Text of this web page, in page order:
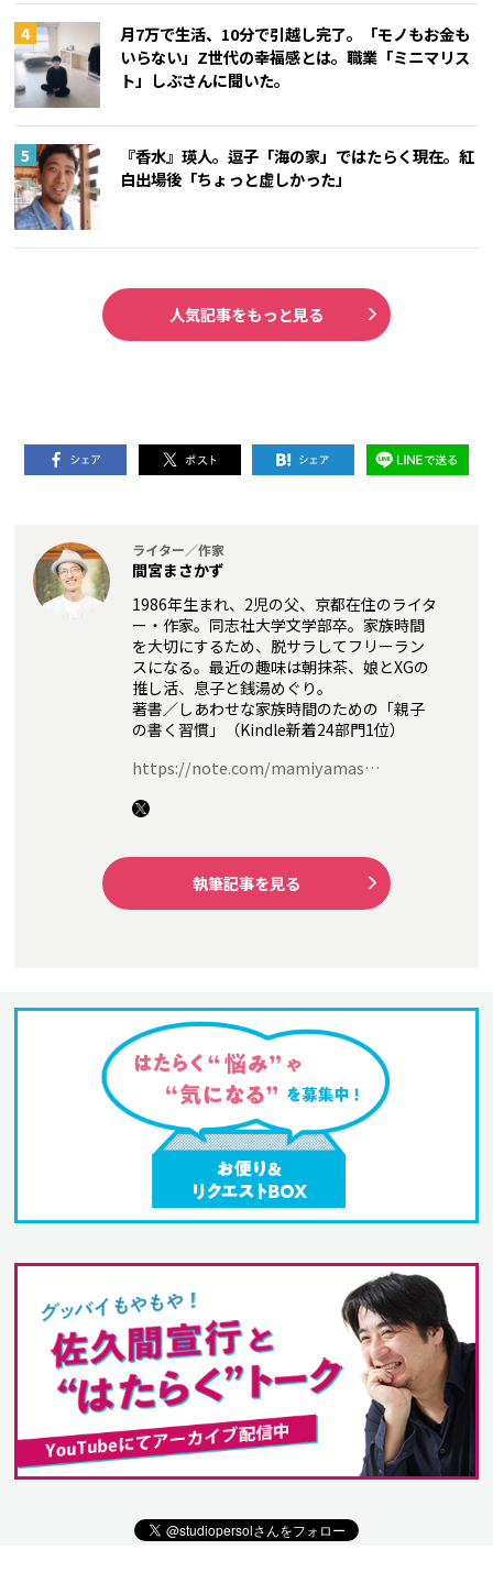
月7万で生活、10分で引越し完了。「モノもお金も
いらない」Z世代の幸福感とは。職業「ミニマリス
ト」しぶさんに聞いた。
『香水』瑛人。逗子「海の家」ではたらく現在。紅
白出場後「ちょっと虚しかった」
人気記事をもっと見る
ライター／作家
間宮まさかず
1986年生まれ、2児の父、京都在住のライタ
ー・作家。同志社大学文学部卒。家族時間
を大切にするため、脱サラしてフリーラン
スになる。最近の趣味は朝抹茶、娘とXGの
推し活、息子と銭湯めぐり。
著書／しあわせな家族時間のための「親子
の書く習慣」（Kindle新着24部門1位）
https://note.com/mamiyamas…
執筆記事を見る